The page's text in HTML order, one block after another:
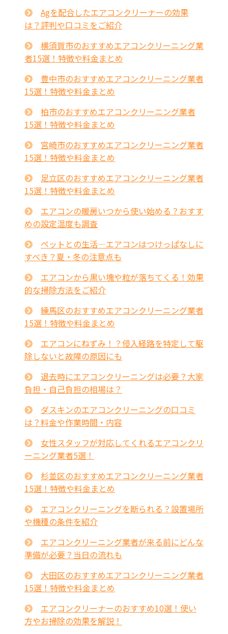
Agを配合したエアコンクリーナーの効果
は？評判や口コミをご紹介
横須賀市のおすすめエアコンクリーニング業
者15選！特徴や料金まとめ
豊中市のおすすめエアコンクリーニング業者
15選！特徴や料金まとめ
柏市のおすすめエアコンクリーニング業者
15選！特徴や料金まとめ
宮崎市のおすすめエアコンクリーニング業者
15選！特徴や料金まとめ
足立区のおすすめエアコンクリーニング業者
15選！特徴や料金まとめ
エアコンの暖房いつから使い始める？おすす
めの設定温度も調査
ペットとの生活―エアコンはつけっぱなしに
すべき？夏・冬の注意点も
エアコンから黒い塊や粒が落ちてくる！効果
的な掃除方法をご紹介
練馬区のおすすめエアコンクリーニング業者
15選！特徴や料金まとめ
エアコンにねずみ！？侵入経路を特定して駆
除しないと故障の原因にも
退去時にエアコンクリーニングは必要？大家
負担・自己負担の相場は？
ダスキンのエアコンクリーニングの口コミ
は？料金や作業時間・内容
女性スタッフが対応してくれるエアコンクリ
ーニング業者5選！
杉並区のおすすめエアコンクリーニング業者
15選！特徴や料金まとめ
エアコンクリーニングを断られる？設置場所
や機種の条件を紹介
エアコンクリーニング業者が来る前にどんな
準備が必要？当日の流れも
大田区のおすすめエアコンクリーニング業者
15選！特徴や料金まとめ
エアコンクリーナーのおすすめ10選！使い
方やお掃除の効果を解説！